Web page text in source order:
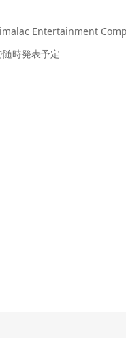
Entertainment
時発表予定